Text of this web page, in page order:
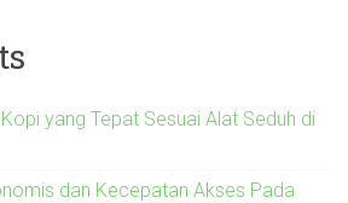
yang Tepat Sesuai Alat Seduh di
dan Kecepatan Akses Pada